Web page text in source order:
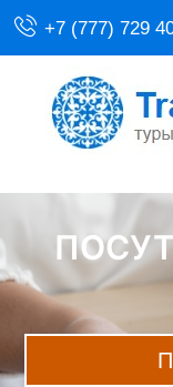
+7 (777) 729